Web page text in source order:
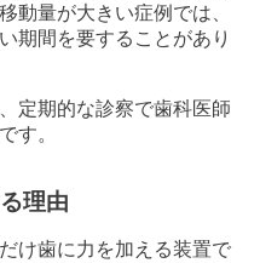
動量が大きい症例では、
期間を要することがあり
定期的な診察で歯科医師
す。
理由
け歯に力を加える装置で